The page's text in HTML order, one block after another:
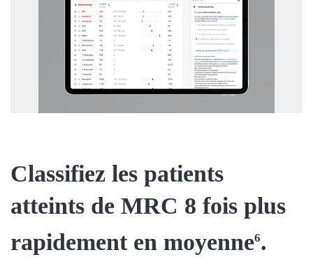
Classifiez les patients
atteints de MRC 8 fois plus
rapidement en moyenne6.